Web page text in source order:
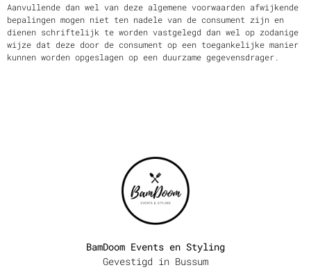
Aanvullende dan wel van deze algemene voorwaarden afwijkende
bepalingen mogen niet ten nadele van de consument zijn en
dienen schriftelijk te worden vastgelegd dan wel op zodanige
wijze dat deze door de consument op een toegankelijke manier
kunnen worden opgeslagen op een duurzame gegevensdrager.
BamDoom Events en Styling
Gevestigd in Bussum